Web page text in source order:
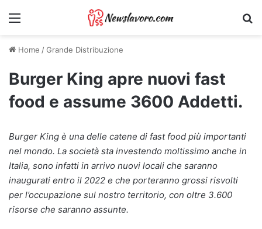
Menu
Home /Grande Distribuzione
Burger King apre nuovi fast
food e assume 3600 Addetti.
Burger King è una delle catene di fast food più importanti
nel mondo. La società sta investendo moltissimo anche in
Italia, sono infatti in arrivo nuovi locali che saranno
inaugurati entro il 2022 e che porteranno grossi risvolti
per l’occupazione sul nostro territorio, con oltre 3.600
risorse che saranno assunte.